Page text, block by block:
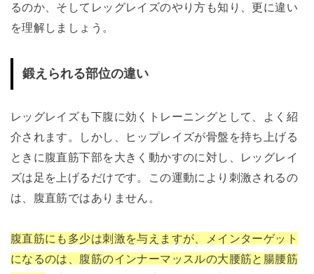
るのか、そしてレッグレイズのやり方も知り、更に違い
を理解しましょう。
鍛えられる部位の違い
レッグレイズも下腹に効くトレーニングとして、よく紹
介されます。しかし、ヒップレイズが骨盤を持ち上げる
ときに腹直筋下部を大きく動かすのに対し、レッグレイ
ズは足を上げるだけです。この運動により刺激されるの
は、腹直筋ではありません。
腹直筋にも多少は刺激を与えますが、メインターゲット
になるのは、腹筋のインナーマッスルの大腰筋と腸腰筋